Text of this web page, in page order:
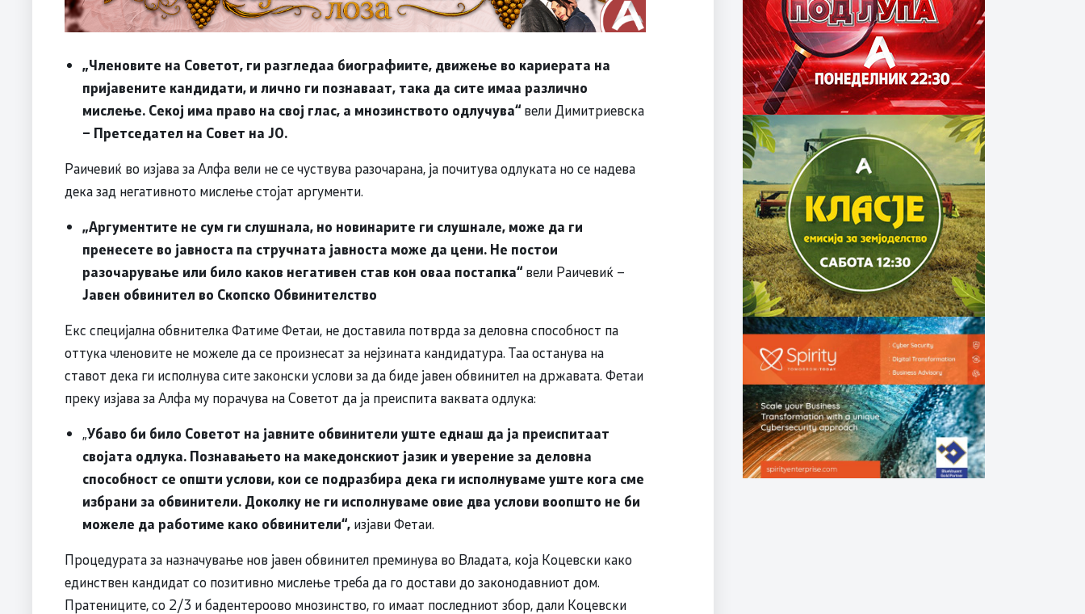
„Членовите на Советот, ги разгледаа биографиите, движење во кариерата на
пријавените кандидати, и лично ги познаваат, така да сите имаа различно
мислење. Секој има право на свој глас, а мнозинството одлучува“ вели Димитриевска
– Претседател на Совет на ЈО.
Раичевиќ во изјава за Алфа вели не се чуствува разочарана, ја почитува одлуката но се надева
дека зад негативното мислење стојат аргументи.
„Аргументите не сум ги слушнала, но новинарите ги слушнале, може да ги
пренесете во јавноста па стручната јавноста може да цени. Не постои
разочарување или било каков негативен став кон оваа постапка“ вели Раичевиќ –
Јавен обвинител во Скопско Обвинителство
Екс специјална обвнителка Фатиме Фетаи, не доставила потврда за деловна способност па
оттука членовите не можеле да се произнесат за нејзината кандидатура. Таа останува на
ставот дека ги исполнува сите законски услови за да биде јавен обвинител на државата. Фетаи
преку изјава за Алфа му порачува на Советот да ја преиспита ваквата одлука:
„Убаво би било Советот на јавните обвинители уште еднаш да ја преиспитаат
својата одлука. Познавањето на македонскиот јазик и уверение за деловна
способност се општи услови, кои се подразбира дека ги исполнуваме уште кога сме
избрани за обвинители. Доколку не ги исполнуваме овие два услови воопшто не би
можеле да работиме како обвинители“, изјави Фетаи.
Процедурата за назначување нов јавен обвинител преминува во Владата, која Коцевски како
единствен кандидат со позитивно мислење треба да го достави до законодавниот дом.
Пратениците, со 2/3 и бадентероово мнозинство, го имаат последниот збор, дали Коцевски